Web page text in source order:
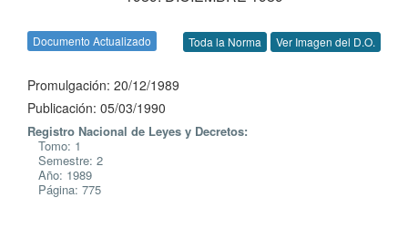
Documento Actualizado Toda la Norma Ver Imagen del D.O.
Promulgación: 20/12/1989
Publicación: 05/03/1990
Registro Nacional de Leyes y Decretos:
Tomo: 1
Semestre: 2
Año: 1989
Página: 775